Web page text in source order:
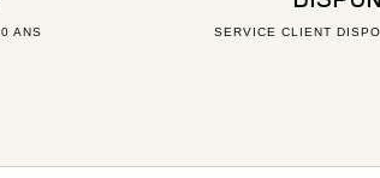
ANS SERVICE CLIENT